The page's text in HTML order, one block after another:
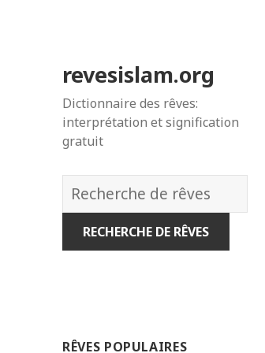
revesislam.org
Dictionnaire des rêves:
interprétation et signification
gratuit
Dictionnaire
des
rêves:
RÊVES POPULAIRES